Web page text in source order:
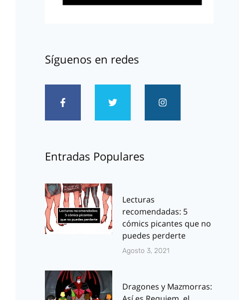
Síguenos en redes
Entradas Populares
Lecturas
recomendadas: 5
cómics picantes que no
puedes perderte
Agosto 3, 2021
Dragones y Mazmorras: